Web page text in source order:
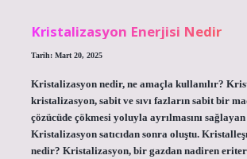
Kristalizasyon Enerjisi Nedir
Tarih: Mart 20, 2025
Kristalizasyon nedir, ne amaçla kullanılır?
kristalizasyon, sabit ve sıvı fazların sabit bir
çözücüde çökmesi yoluyla ayrılmasını
Kristalizasyon satıcıdan sonra oluştu.
nedir? Kristalizasyon, bir gazdan nadiren